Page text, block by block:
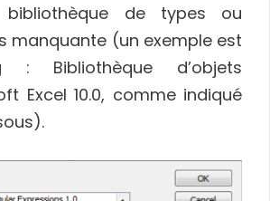
de types ou
manquante (un exemple est
: Bibliothèque d’objets
Excel 10.0, comme indiqué